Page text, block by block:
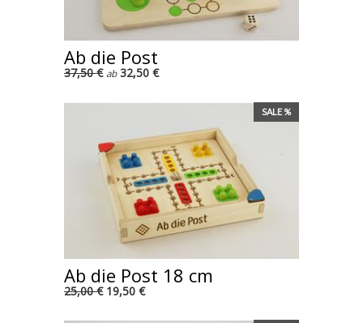
Ab die Post
37,50 € ab32,50 €
SALE %
Ab die Post 18 cm
25,00 €19,50 €